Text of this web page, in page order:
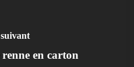
renne en carton